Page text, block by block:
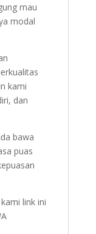
mau
modal
kami
dan
bawa
puas
link ini